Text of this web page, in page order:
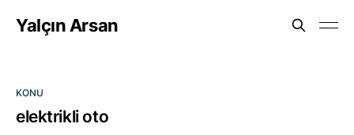
Yalçın Arsan
KONU
elektrikli oto